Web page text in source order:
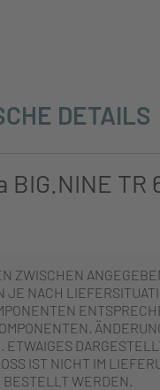
DETAILS
TR
ZWISCHEN
JE NACH
ETWAIGES
IST NICHT IM
BESTELLT WERDEN.